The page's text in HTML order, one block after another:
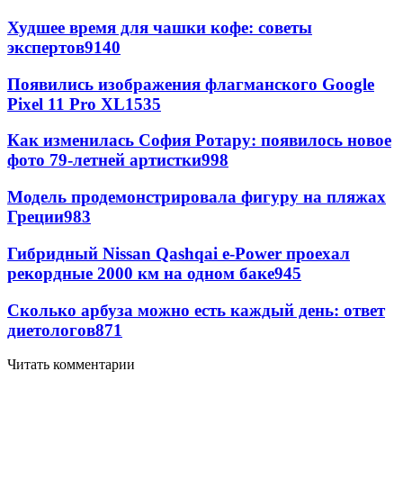
Худшее время для чашки кофе: советы
экспертов9140
Появились изображения флагманского Google
Pixel 11 Pro XL1535
Как изменилась София Ротару: появилось новое
фото 79-летней артистки998
Модель продемонстрировала фигуру на пляжах
Греции983
Гибридный Nissan Qashqai e-Power проехал
рекордные 2000 км на одном баке945
Сколько арбуза можно есть каждый день: ответ
диетологов871
Читать комментарии